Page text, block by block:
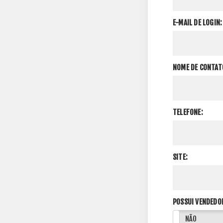
E-MAIL DE LOGIN:
NOME DE
TELEFONE:
SITE:
POSSUI
NÃO